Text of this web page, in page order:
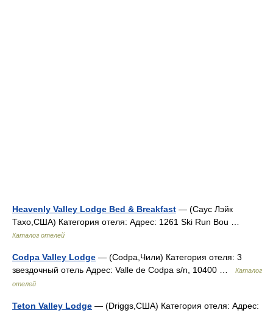
Heavenly Valley Lodge Bed & Breakfast — (Саус Лэйк
Тахо,США) Категория отеля: Адрес: 1261 Ski Run Bou …
Каталог отелей
Codpa Valley Lodge — (Codpa,Чили) Категория отеля: 3
звездочный отель Адрес: Valle de Codpa s/n, 10400 …
Каталог
отелей
Teton Valley Lodge — (Driggs,США) Категория отеля: Адрес: